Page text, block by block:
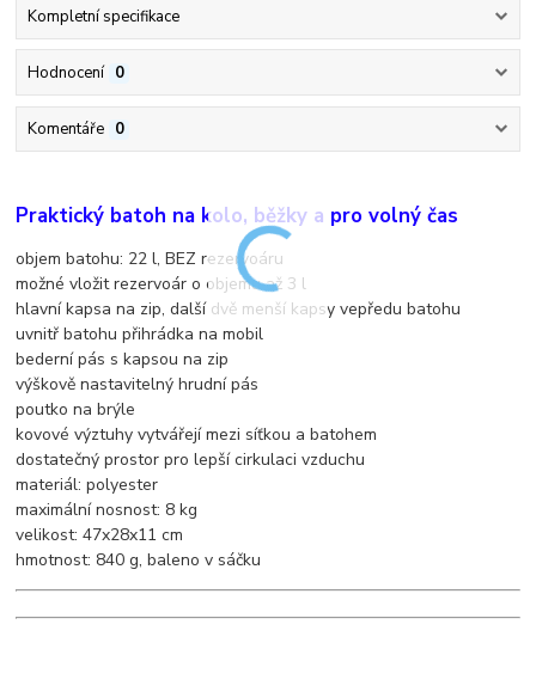
Kompletní specifikace
Hodnocení 0
Komentáře 0
Praktický batoh na kolo, běžky a pro volný čas
objem batohu: 22 l, BEZ rezervoáru
možné vložit rezervoár o objemu až 3 l
hlavní kapsa na zip, další dvě menší kapsy vepředu batohu
uvnitř batohu přihrádka na mobil
bederní pás s kapsou na zip
výškově nastavitelný hrudní pás
poutko na brýle
kovové výztuhy vytvářejí mezi síťkou a batohem
dostatečný prostor pro lepší cirkulaci vzduchu
materiál: polyester
maximální nosnost: 8 kg
velikost: 47x28x11 cm
hmotnost: 840 g, baleno v sáčku